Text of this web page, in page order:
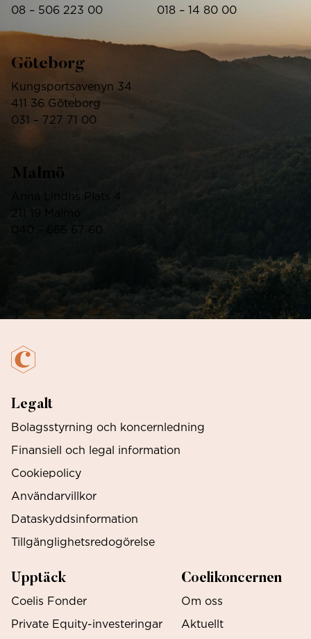
08 – 506 223 00
Göteborg
Kungsportsavenyn 34
411 36 Göteborg
031 – 727 71 00
Malmö
Anna Lindhs Plats 4
040 – 665 67 60
018 – 14 80 00
Legalt
Bolagsstyrning och koncernledning
Finansiell och legal information
Cookiepolicy
Användarvillkor
Dataskyddsinformation
Tillgänglighetsredogörelse
Upptäck
Coelis Fonder
Private Equity-investeringar
Coelikoncernen
Om oss
Aktuellt